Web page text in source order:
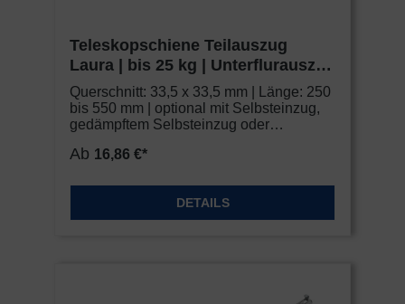
Teleskopschiene Teilauszug
Laura | bis 25 kg | Unterflurauszug
| Schock Metall CLASSIC
Querschnitt: 33,5 x 33,5 mm | Länge: 250
bis 550 mm | optional mit Selbsteinzug,
gedämpftem Selbsteinzug oder
Ab 16,86 €*
DETAILS